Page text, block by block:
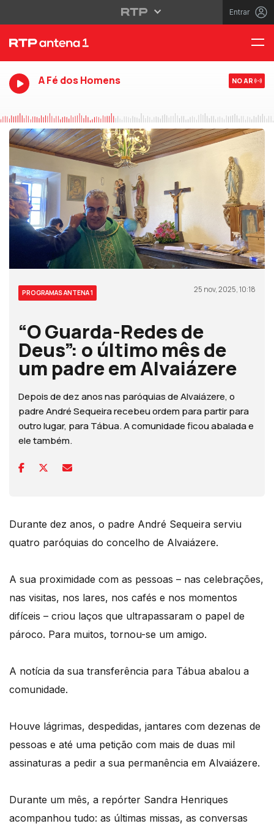
Entrar
A Fé dos Homens NO AR
PROGRAMAS ANTENA 1 25 nov, 2025, 10:18
“O Guarda-Redes de
Deus”: o último mês de
um padre em Alvaiázere
Depois de dez anos nas paróquias de Alvaiázere, o
padre André Sequeira recebeu ordem para partir para
outro lugar, para Tábua. A comunidade ficou abalada e
ele também.
Durante dez anos, o padre André Sequeira serviu
quatro paróquias do concelho de Alvaiázere.
A sua proximidade com as pessoas – nas celebrações,
nas visitas, nos lares, nos cafés e nos momentos
difíceis – criou laços que ultrapassaram o papel de
pároco. Para muitos, tornou-se um amigo.
A notícia da sua transferência para Tábua abalou a
comunidade.
Houve lágrimas, despedidas, jantares com dezenas de
pessoas e até uma petição com mais de duas mil
assinaturas a pedir a sua permanência em Alvaiázere.
Durante um mês, a repórter Sandra Henriques
acompanhou tudo: as últimas missas, as conversas